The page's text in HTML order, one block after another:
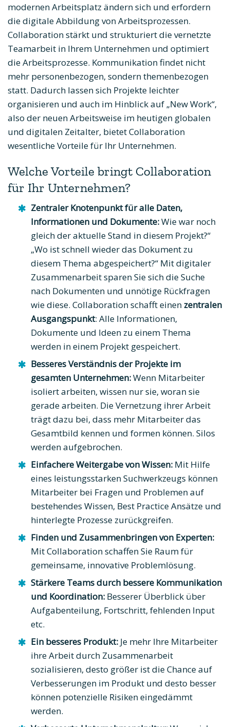
modernen Arbeitsplatz ändern sich und erfordern
die digitale Abbildung von Arbeitsprozessen.
Collaboration stärkt und strukturiert die vernetzte
Teamarbeit in Ihrem Unternehmen und optimiert
die Arbeitsprozesse. Kommunikation findet nicht
mehr personenbezogen, sondern themenbezogen
statt. Dadurch lassen sich Projekte leichter
organisieren und auch im Hinblick auf „New Work“,
also der neuen Arbeitsweise im heutigen globalen
und digitalen Zeitalter, bietet Collaboration
wesentliche Vorteile für Ihr Unternehmen.
Welche Vorteile bringt Collaboration
für Ihr Unternehmen?
Zentraler Knotenpunkt für alle Daten,
Informationen und Dokumente:Wie war noch
gleich der aktuelle Stand in diesem Projekt?“
„Wo ist schnell wieder das Dokument zu
diesem Thema abgespeichert?“ Mit digitaler
Zusammenarbeit sparen Sie sich die Suche
nach Dokumenten und unnötige Rückfragen
wie diese. Collaboration schafft einen zentralen
Ausgangspunkt: Alle Informationen,
Dokumente und Ideen zu einem Thema
werden in einem Projekt gespeichert.
Besseres Verständnis der Projekte im
gesamten Unternehmen:Wenn Mitarbeiter
isoliert arbeiten, wissen nur sie, woran sie
gerade arbeiten. Die Vernetzung ihrer Arbeit
trägt dazu bei, dass mehr Mitarbeiter das
Gesamtbild kennen und formen können. Silos
werden aufgebrochen.
Einfachere Weitergabe von Wissen: Mit Hilfe
eines leistungsstarken Suchwerkzeugs können
Mitarbeiter bei Fragen und Problemen auf
bestehendes Wissen, Best Practice Ansätze und
hinterlegte Prozesse zurückgreifen.
Finden und Zusammenbringen von Experten:
Mit Collaboration schaffen Sie Raum für
gemeinsame, innovative Problemlösung.
Stärkere Teams durch bessere Kommunikation
und Koordination: Besserer Überblick über
Aufgabenteilung, Fortschritt, fehlenden Input
etc.
Ein besseres Produkt: Je mehr Ihre Mitarbeiter
ihre Arbeit durch Zusammenarbeit
sozialisieren, desto größer ist die Chance auf
Verbesserungen im Produkt und desto besser
können potenzielle Risiken eingedämmt
werden.